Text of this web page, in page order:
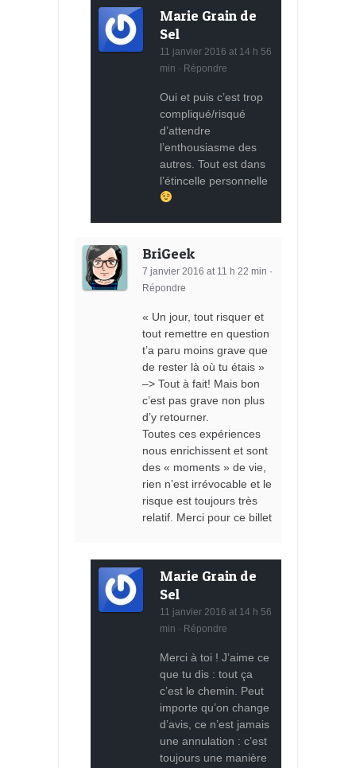
Marie Grain de
Sel
11 janvier 2016 at 14 h 56
min · Répondre
Oui et puis c’est trop
compliqué/risqué
d’attendre
l’enthousiasme des
autres. Tout est dans
l’étincelle personnelle
BriGeek
7 janvier 2016 at 11 h 22 min ·
Répondre
« Un jour, tout risquer et
tout remettre en question
t’a paru moins grave que
de rester là où tu étais »
–> Tout à fait! Mais bon
c’est pas grave non plus
d’y retourner.
Toutes ces expériences
nous enrichissent et sont
des « moments » de vie,
rien n’est irrévocable et le
risque est toujours très
relatif. Merci pour ce billet
Marie Grain de
Sel
11 janvier 2016 at 14 h 56
min · Répondre
Merci à toi ! J’aime ce
que tu dis : tout ça
c’est le chemin. Peut
importe qu’on change
d’avis, ce n’est jamais
une annulation : c’est
toujours une manière